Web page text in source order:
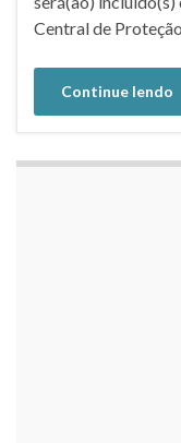
Central de
Continue lendo